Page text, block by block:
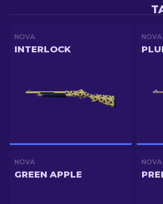
NOVA
INTERLOCK
NOVA
NOVA
GREEN APPLE
NOVA